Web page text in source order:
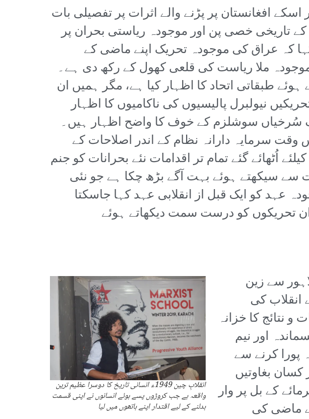
افغانستان پر پڑنے والے اثرات پر تفصیلی بات
تاریخی خصی پن اور موجودہ ریاستی بحران پر
کہ عراق کی موجودہ تحریک اپنے ماضی کے
ملا ریاست کی قلعی کھول کے رکھ دی ہے۔
طبقاتی اتحاد کا اظہار کیا ہے، مگر ہمیں ان
نیولبرل پالیسیوں کی ناکامیوں کا اظہار
سُرخیاں سوشلزم کے خوف کا واضح اظہار ہیں۔
سرمایہ دارانہ نظام کے اندر اصلاحات کے
اُٹھائے گئے تمام تر اقدامات نئے بحرانات کو جنم
سے سیکھتے ہوئے بہت آگے بڑھ چکا ہے جو نئی
عہد کو ایک قبل از انقلابی عہد کہا جاسکتا
تحریکوں کو درست سمت دیکھاتے ہوئے
انقلابِ چین 1949ء انسانی تاریخ کا دوسرا عظیم ترین
واقعہ ہے جب کروڑوں پسے ہوئے انسانوں نے اپنی قسمت
بدلنے کے لیے اقتدار اپنے ہاتھوں میں لیا
سے زین
انقلاب کی
نتائج کا خزانہ
پسماندہ اور نیم
پورا کرنے سے
بغاوتیں
کے بل پر وار
ماضی کی